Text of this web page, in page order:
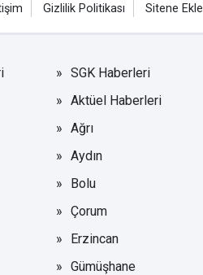
Gizlilik Politikası Sitene Ekle
SGK Haberleri
Aktüel Haberleri
Ağrı
Aydın
Bolu
Çorum
Erzincan
Gümüşhane